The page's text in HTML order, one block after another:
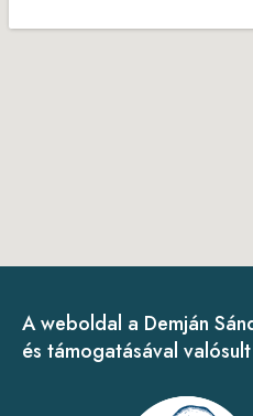
A weboldal a Demján
és támogatásával